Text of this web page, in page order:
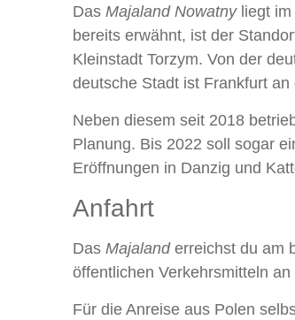
Das Majaland Nowatnyliegt im
bereits erwähnt, ist der
Kleinstadt Torzym. Von der
deutsche Stadt ist Frankfurt an
Neben diesem seit 2018
Planung. Bis 2022 soll sogar
Eröffnungen in Danzig und
Anfahrt
Das Majalanderreichst du am
öffentlichen Verkehrsmitteln
Für die Anreise aus Polen